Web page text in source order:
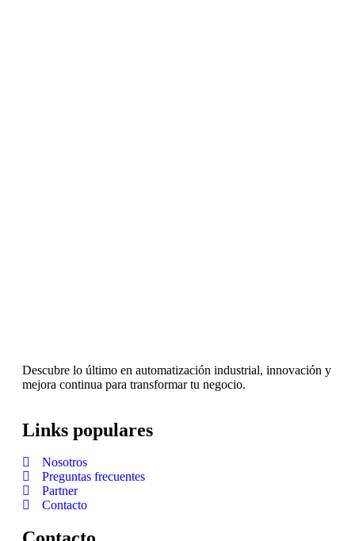
Descubre lo último en automatización industrial, innovación y
mejora continua para transformar tu negocio.
Links populares
Nosotros
Preguntas frecuentes
Partner
Contacto